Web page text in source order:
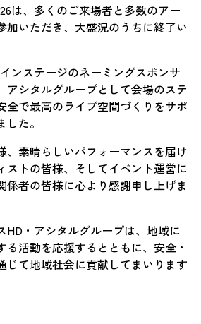
は、多くのご来場者と多数のアー
加いただき、大盛況のうちに終了い
ンステージのネーミングスポンサ
アシタルグループとして会場のステ
全で最高のライブ空間づくりをサポ
た。
、素晴らしいパフォーマンスを届け
ストの皆様、そしてイベント運営に
係者の皆様に心より感謝申し上げま
HD・アシタルグループは、地域に
活動を応援するとともに、安全・
じて地域社会に貢献してまいります